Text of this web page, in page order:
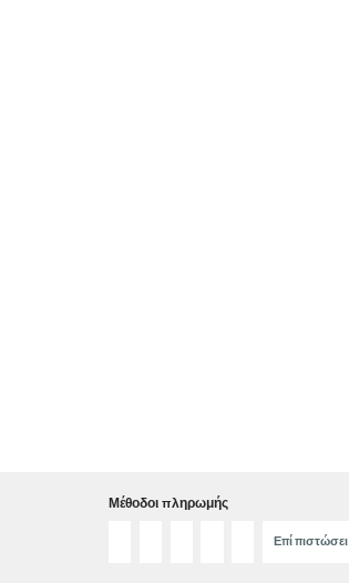
Μέθοδοι πληρωμής
Επί πιστώσει